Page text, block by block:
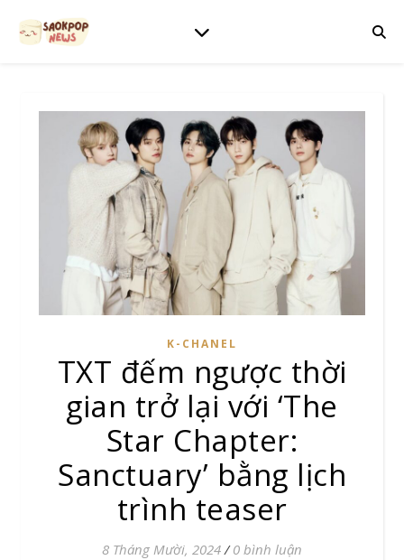
K-CHANEL
TXT đếm ngược thời
gian trở lại với ‘The
Star Chapter:
Sanctuary’ bằng lịch
trình teaser
8 Tháng Mười, 2024 / 0 bình luận